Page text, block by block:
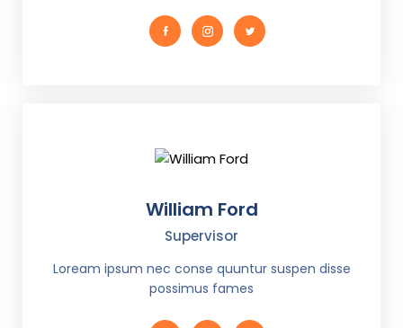
William Ford
Supervisor
Loream ipsum nec conse quuntur suspen disse
possimus fames